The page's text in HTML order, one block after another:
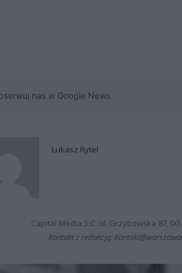
nas w Google News
Łukasz Rytel
Capital Media S.C. ul. Grzybowska 87,
Kontakt z redakcją: